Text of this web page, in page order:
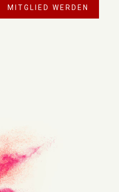
MITGLIED WERDEN